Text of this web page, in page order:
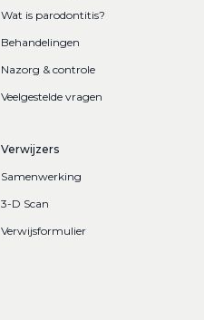
Wat is parodontitis?
Behandelingen
Nazorg & controle
Veelgestelde vragen
Verwijzers
Samenwerking
3-D Scan
Verwijsformulier